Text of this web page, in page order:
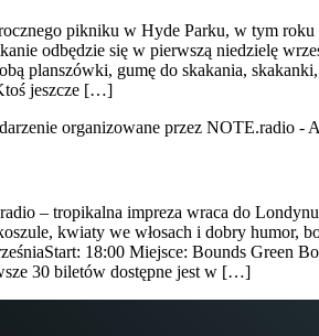
pikniku w Hyde Parku, w tym
odbędzie się w pierwszą niedzielę
planszówki, gumę do skakania,
jeszcze […]
– tropikalna impreza wraca do
kwiaty we włosach i dobry humor,
18:00 Miejsce: Bounds Green
30 biletów dostępne jest w […]